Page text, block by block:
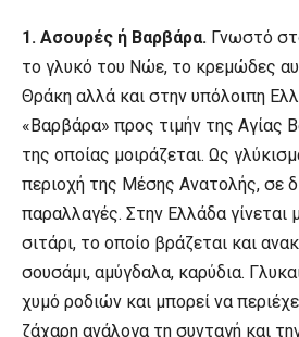
1. Ασουρές ή Βαρβάρα. Γνωστό
το γλυκό του Νώε, το κρεμώδες
Θράκη αλλά και στην υπόλοιπη
«Βαρβάρα» προς τιμήν της Αγίας
της οποίας μοιράζεται. Ως
περιοχή της Μέσης Ανατολής, σε
παραλλαγές. Στην Ελλάδα γίνεται
σιτάρι, το οποίο βράζεται και
σουσάμι, αμύγδαλα, καρύδια.
χυμό ροδιών και μπορεί να
ζάχαρη ανάλογα τη συνταγή και